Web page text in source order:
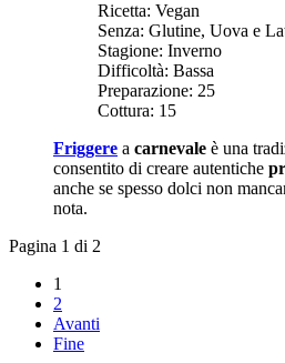
Ricetta: Vegan
Senza: Glutine, Uova e
Stagione: Inverno
Difficoltà: Bassa
Preparazione: 25
Cottura: 15
Friggere a carnevale è una
consentito di creare autentiche
anche se spesso dolci non
nota.
Pagina 1 di 2
1
2
Avanti
Fine